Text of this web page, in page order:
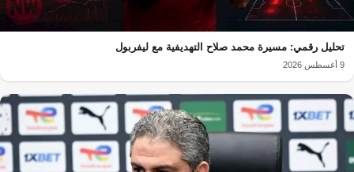
تحليل رقمي: مسيرة محمد صلاح التهديفية مع ليفربول
9 أغسطس 2026